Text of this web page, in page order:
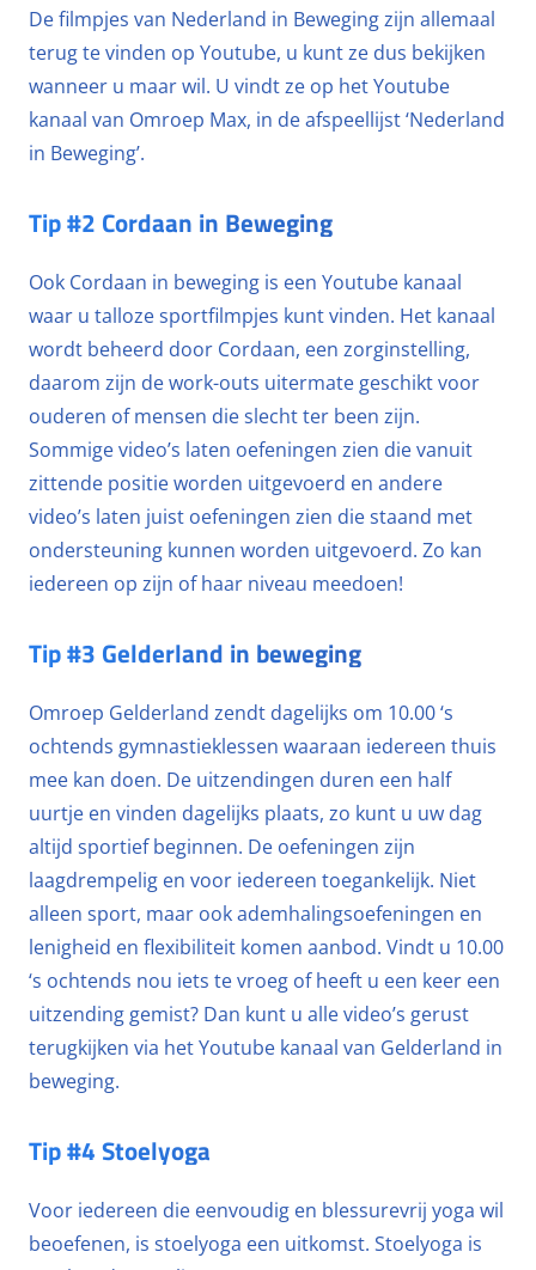
De filmpjes van Nederland in Beweging zijn allemaal
terug te vinden op Youtube, u kunt ze dus bekijken
wanneer u maar wil. U vindt ze op het Youtube
kanaal van Omroep Max, in de afspeellijst ‘Nederland
in Beweging’.
Tip #2 Cordaan in Beweging
Ook Cordaan in beweging is een Youtube kanaal
waar u talloze sportfilmpjes kunt vinden. Het kanaal
wordt beheerd door Cordaan, een zorginstelling,
daarom zijn de work-outs uitermate geschikt voor
ouderen of mensen die slecht ter been zijn.
Sommige video’s laten oefeningen zien die vanuit
zittende positie worden uitgevoerd en andere
video’s laten juist oefeningen zien die staand met
ondersteuning kunnen worden uitgevoerd. Zo kan
iedereen op zijn of haar niveau meedoen!
Tip #3 Gelderland in beweging
Omroep Gelderland zendt dagelijks om 10.00 ‘s
ochtends gymnastieklessen waaraan iedereen thuis
mee kan doen. De uitzendingen duren een half
uurtje en vinden dagelijks plaats, zo kunt u uw dag
altijd sportief beginnen. De oefeningen zijn
laagdrempelig en voor iedereen toegankelijk. Niet
alleen sport, maar ook ademhalingsoefeningen en
lenigheid en flexibiliteit komen aanbod. Vindt u 10.00
‘s ochtends nou iets te vroeg of heeft u een keer een
uitzending gemist? Dan kunt u alle video’s gerust
terugkijken via het Youtube kanaal van Gelderland in
beweging.
Tip #4 Stoelyoga
Voor iedereen die eenvoudig en blessurevrij yoga wil
beoefenen, is stoelyoga een uitkomst. Stoelyoga is